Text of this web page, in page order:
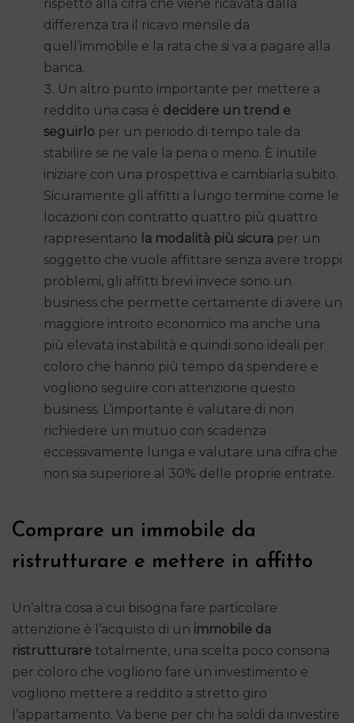
rispetto alla cifra che viene ricavata dalla
differenza tra il ricavo mensile da
quell’immobile e la rata che si va a pagare alla
banca.
Un altro punto importante per mettere a
reddito una casa è decidere un trend e
seguirlo per un periodo di tempo tale da
stabilire se ne vale la pena o meno. È inutile
iniziare con una prospettiva e cambiarla subito.
Sicuramente gli affitti a lungo termine come le
locazioni con contratto quattro più quattro
rappresentano la modalità più sicura per un
soggetto che vuole affittare senza avere troppi
problemi, gli affitti brevi invece sono un
business che permette certamente di avere un
maggiore introito economico ma anche una
più elevata instabilità e quindi sono ideali per
coloro che hanno più tempo da spendere e
vogliono seguire con attenzione questo
business. L’importante è valutare di non
richiedere un mutuo con scadenza
eccessivamente lunga e valutare una cifra che
non sia superiore al 30% delle proprie entrate.
Comprare un immobile da
ristrutturare e mettere in affitto
Un’altra cosa a cui bisogna fare particolare
attenzione è l’acquisto di un immobile da
ristrutturare totalmente, una scelta poco consona
per coloro che vogliono fare un investimento e
vogliono mettere a reddito a stretto giro
l’appartamento. Va bene per chi ha soldi da investire